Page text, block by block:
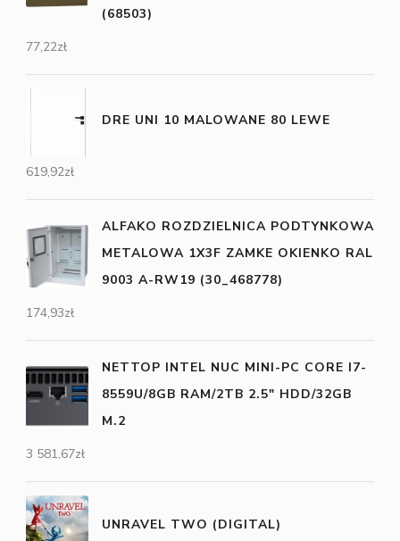
(68503)
77,22zł
DRE UNI 10 MALOWANE 80 LEWE
619,92zł
ALFAKO ROZDZIELNICA PODTYNKOWA
METALOWA 1X3F ZAMKE OKIENKO RAL
9003 A-RW19 (30_468778)
174,93zł
NETTOP INTEL NUC MINI-PC CORE I7-
8559U/8GB RAM/2TB 2.5" HDD/32GB
M.2
3 581,67zł
UNRAVEL TWO (DIGITAL)